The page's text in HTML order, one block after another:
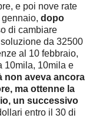
e poi nove rate
dopo
di cambiare
da 32500
al 10 febbraio,
10mila, 10mila e
non aveva ancora
ma ottenne la
un successivo
entro il 30 di